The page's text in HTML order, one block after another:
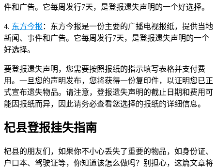
件和广告。它每周发行7天，是登报遗失声明的一个好选择。
4. 东方今报 ：东方今报是一份主要的广播电视报纸，提供当地
新闻、事件和广告。它每周发行7天，是登报遗失声明的一个
好选择。
要登报遗失声明，您需要按照报纸的指示填写表格并支付费
用。一旦您的声明发布，您将获得一份复印件，以证明您已正
式宣布遗失物品。请注意，登报遗失声明的截止日期和费用可
能因报纸而异，因此请务必查看您选择的报纸的详细信息。
杞县登报挂失指南
杞县的朋友们，如果你不小心丢失了重要的物品，如身份证、
户口本、驾驶证等，你知道该怎么做吗？别担心，这篇文章将